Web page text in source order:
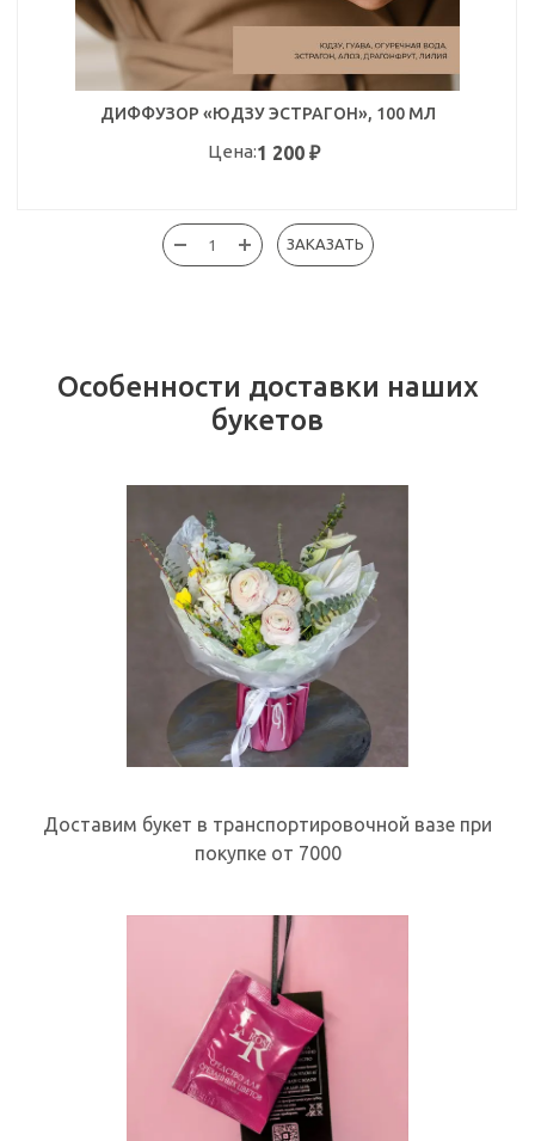
ДИФФУЗОР «ЮДЗУ ЭСТРАГОН», 100 МЛ
Цена:1 200₽
ЗАКАЗАТЬ
Особенности доставки наших
букетов
Доставим букет в транспортировочной вазе при
покупке от 7000